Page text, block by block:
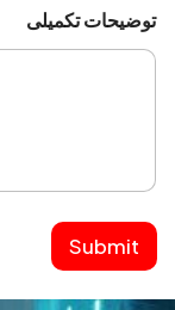
توضیحات تکمیلی
Submit